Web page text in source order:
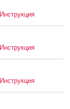
Инструкция
Инструкция
Инструкция